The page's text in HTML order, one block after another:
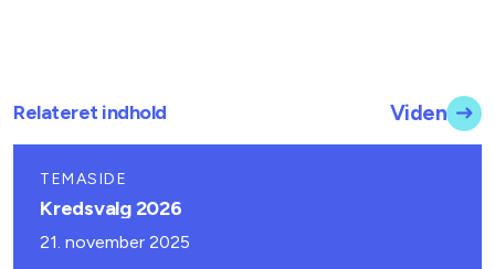
Relateret indhold Viden
TEMASIDE
Kredsvalg 2026
21. november 2025